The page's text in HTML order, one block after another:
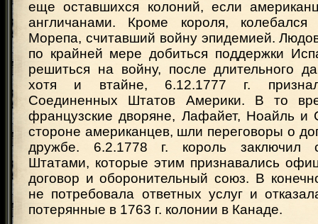
еще оставшихся колоний, если
англичанами. Кроме короля,
Морепа, считавший войну эпидемией.
по крайней мере добиться поддержки
решиться на войну, после длительного
хотя и втайне, 6.12.1777 г. признал
Соединенных Штатов Америки. В то
французские дворяне, Лафайет, Ноайль и
стороне американцев, шли переговоры о
дружбе. 6.2.1778 г. король заключил
Штатами, которые этим признавались
договор и оборонительный союз. В
не потребовала ответных услуг и
потерянные в 1763 г. колонии в Канаде.